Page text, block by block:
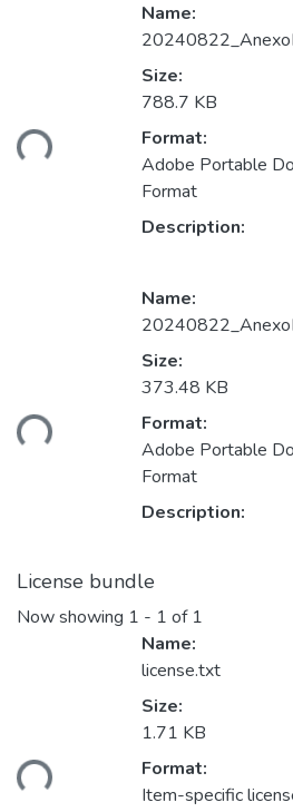
Loading...
Name:
Size:
788.7 KB
Format:
Adobe Portable
Format
Description:
Loading...
Name:
Size:
373.48 KB
Format:
Adobe Portable
Format
Description:
License bundle
Now showing 1 - 1 of 1
Loading...
Name:
license.txt
Size:
1.71 KB
Format:
Item-specific